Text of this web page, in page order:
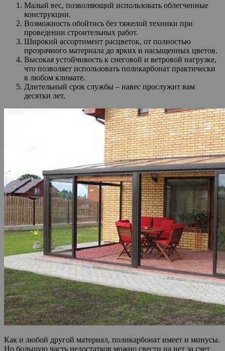
Малый вес, позволяющий использовать облегченные
конструкции.
Возможность обойтись без тяжелой техники при
проведении строительных работ.
Широкий ассортимент расцветок, от полностью
прозрачного материала до ярких и насыщенных цветов.
Высокая устойчивость к снеговой и ветровой нагрузке,
что позволяет использовать поликарбонат практически
в любом климате.
Длительный срок службы – навес прослужит вам
десятки лет.
Как и любой другой материал, поликарбонат имеет и минусы.
Но большую часть недостатков можно свести на нет за счет